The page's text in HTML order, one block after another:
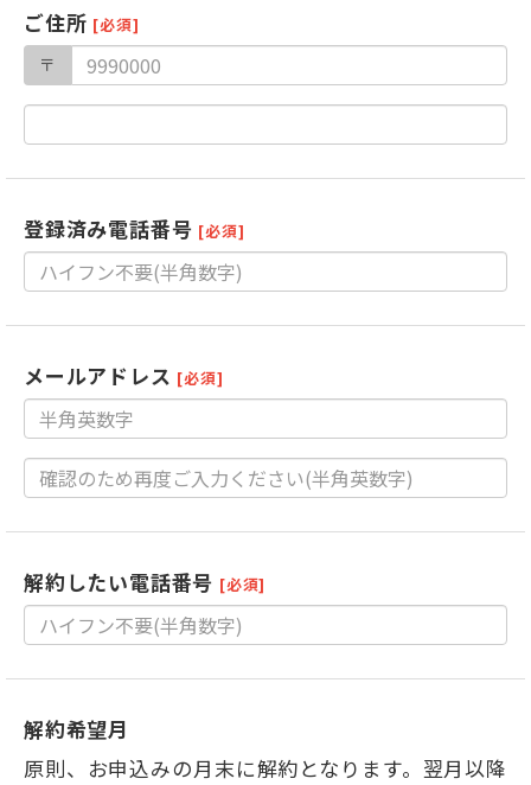
ご住所 [必須]
〒
登録済み電話番号 [必須]
メールアドレス [必須]
解約したい電話番号 [必須]
解約希望月
原則、お申込みの月末に解約となります。翌月以降